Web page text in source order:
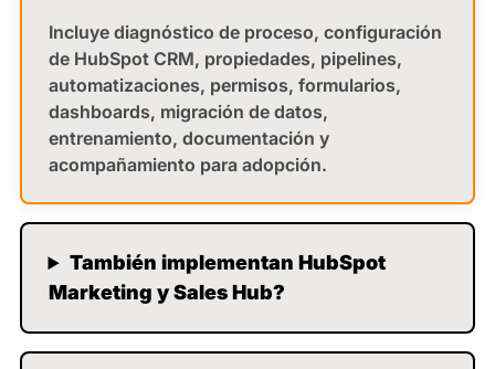
Implementación de CRM
Madinabeitia, J.
★★★★★5/5
Excelente servicio
brindan soluciones a los problemas que se
presentan.
Implementación de CRM
Incluye diagnóstico de proceso, configuración
de HubSpot CRM, propiedades, pipelines,
automatizaciones, permisos, formularios,
dashboards, migración de datos,
entrenamiento, documentación y
acompañamiento para adopción.
También implementan HubSpot
Marketing y Sales Hub?